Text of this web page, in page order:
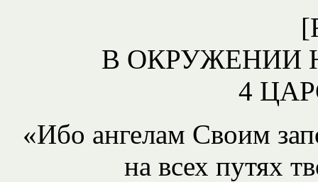
В ОКРУЖЕНИИ
4
«Ибо ангелам Своим
на всех путях